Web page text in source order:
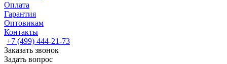
Оплата
Гарантия
Оптовикам
Контакты
+7 (499) 444-21-73
Заказать звонок
Задать вопрос